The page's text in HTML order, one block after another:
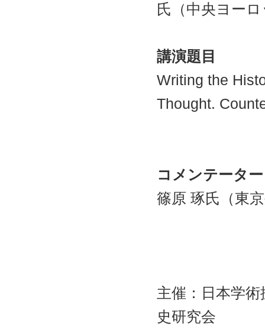
氏（中央ヨー
講演題目
Writing the
Thought.
コメンテーター
篠原 琢氏（東
主催：日本学
史研究会